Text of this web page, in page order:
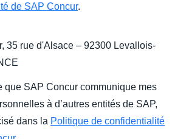
de SAP Concur.
35 rue d'Alsace – 92300 Levallois-
que SAP Concur communique mes
à d’autres entités de SAP,
dans la Politique de confidentialité